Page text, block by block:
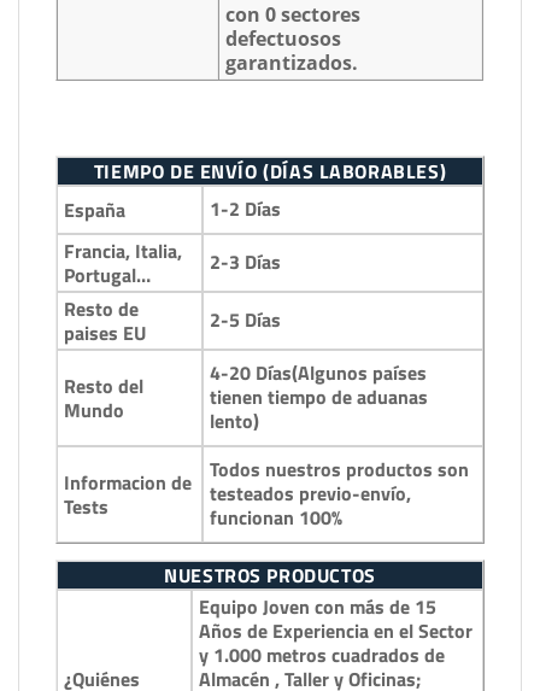
con 0 sectores
defectuosos
garantizados.
TIEMPO DE ENVÍO (DÍAS LABORABLES)
España
1-2 Días
Francia, Italia,
Portugal…
2-3 Días
Resto de
paises EU
2-5 Días
Resto del
Mundo
4-20 Días(Algunos países
tienen tiempo de aduanas
lento)
Informacion de
Tests
Todos nuestros productos son
testeados previo-envío,
funcionan 100%
NUESTROS PRODUCTOS
¿Quiénes
Equipo Joven con más de 15
Años de Experiencia en el Sector
y 1.000 metros cuadrados de
Almacén , Taller y Oficinas;